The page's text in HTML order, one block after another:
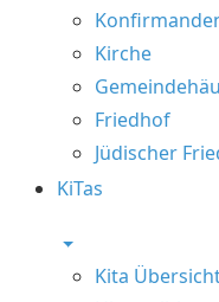
Kirche
Friedhof
Jüdischer
KiTas
Kita